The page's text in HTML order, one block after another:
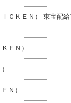
ＫＥＮ） 東宝配
ＥＮ）
Ｎ）